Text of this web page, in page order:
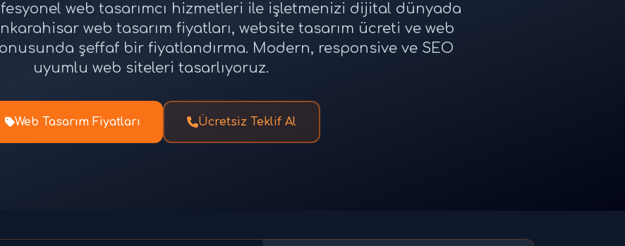
web tasarımcı hizmetleri ile işletmenizi dijital dünyada
web tasarım fiyatları, website tasarım ücreti ve web
şeffaf bir fiyatlandırma. Modern, responsive ve SEO
uyumlu web siteleri tasarlıyoruz.
Web Tasarım Fiyatları Ücretsiz Teklif Al